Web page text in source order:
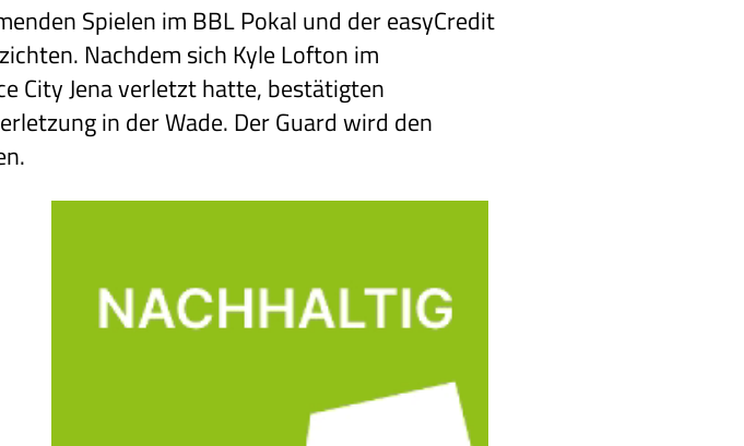
Spielen im BBL Pokal und der easyCredit
Nachdem sich Kyle Lofton im
City Jena verletzt hatte, bestätigten
in der Wade. Der Guard wird den